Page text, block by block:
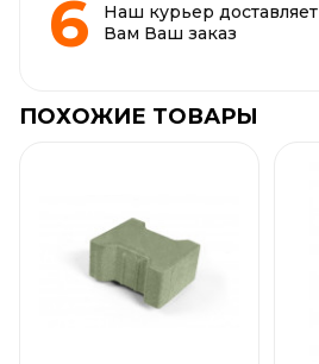
Наш курьер доставляет
Вам Ваш заказ
ПОХОЖИЕ ТОВАРЫ